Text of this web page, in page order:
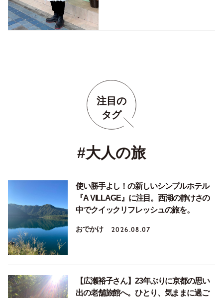
注目の
タグ
#大人の旅
使い勝手よし！の新しいシンプルホテル
『A VILLAGE』に注目。西湖の静けさの
中でクイックリフレッシュの旅を。
おでかけ 2026.08.07
【広瀬裕子さん】23年ぶりに京都の思い
出の老舗旅館へ。ひとり、気ままに過ご